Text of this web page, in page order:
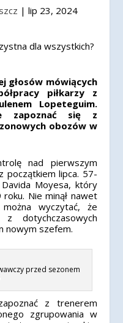
| lip 23, 2024
głosów mówiących
piłkarzy z
Lopeteguim.
zapoznać się z
obozów w
nad pierwszym
początkiem lipca. 57-
Moyesa, który
Nie minął nawet
wyczytać, że
dotychczasowych
nowym szefem.
przed sezonem
z trenerem
zgrupowania w